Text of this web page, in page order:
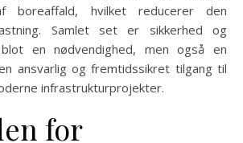
boreaffald, hvilket reducerer den
Samlet set er sikkerhed og
en nødvendighed, men også en
ansvarlig og fremtidssikret tilgang til
infrastrukturprojekter.
for